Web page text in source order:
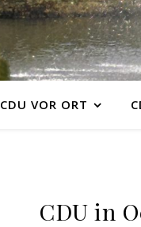
CDU VOR ORT
CDU in